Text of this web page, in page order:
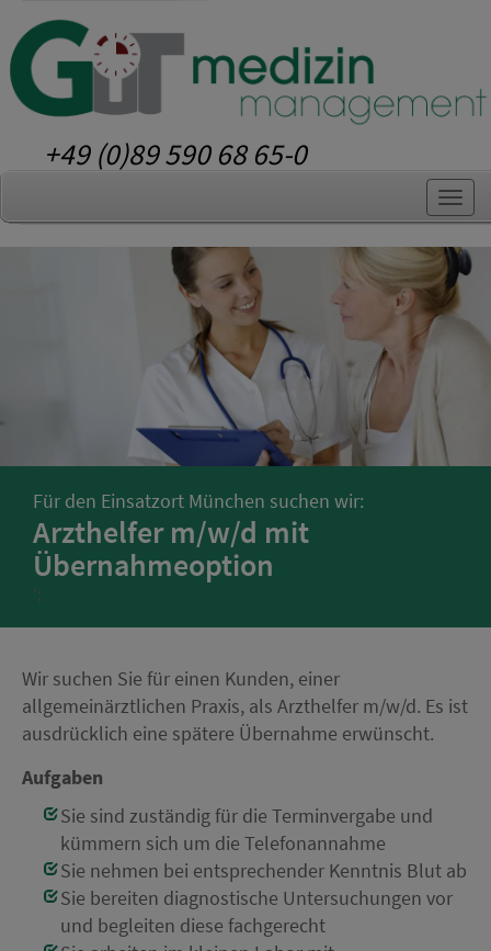
+49 (0)89 590 68 65-0
Für den Einsatzort München suchen wir:
Arzthelfer m/w/d mit
Übernahmeoption
';
Wir suchen Sie für einen Kunden, einer
allgemeinärztlichen Praxis, als Arzthelfer m/w/d. Es ist
ausdrücklich eine spätere Übernahme erwünscht.
Aufgaben
Sie sind zuständig für die Terminvergabe und
kümmern sich um die Telefonannahme
Sie nehmen bei entsprechender Kenntnis Blut ab
Sie bereiten diagnostische Untersuchungen vor
und begleiten diese fachgerecht